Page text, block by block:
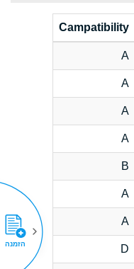
Campatibility
A
A
A
A
B
A
A
D הזמנה